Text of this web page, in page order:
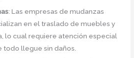
: Las empresas de mudanzas
en el traslado de muebles y
lo cual requiere atención especial
todo llegue sin daños.